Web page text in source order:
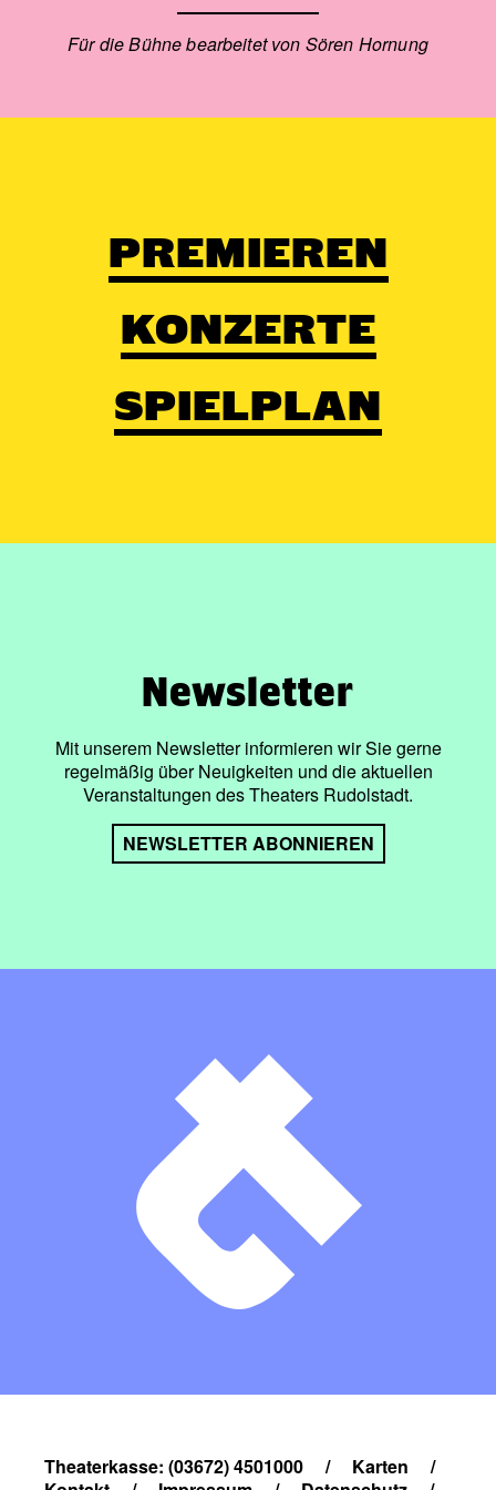
Für die Bühne bearbeitet von Sören Hornung
PREMIEREN
KONZERTE
SPIELPLAN
Newsletter
Mit unserem Newsletter informieren wir Sie gerne
regelmäßig über Neuigkeiten und die aktuellen
Veranstaltungen des Theaters Rudolstadt.
NEWSLETTER ABONNIEREN
Theaterkasse: (03672) 4501000 / Karten
/